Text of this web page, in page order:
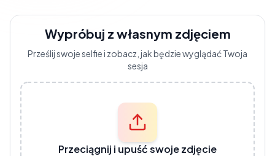
Wypróbuj z własnym zdjęciem
Prześlij swoje selfie i zobacz, jak będzie wyglądać Twoja
sesja
Przeciągnij i upuść swoje zdjęcie